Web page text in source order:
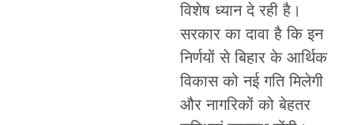
विशेष ध्यान दे रही है।
सरकार का दावा है कि इन
निर्णयों से बिहार के आर्थिक
विकास को नई गति मिलेगी
और नागरिकों को बेहतर